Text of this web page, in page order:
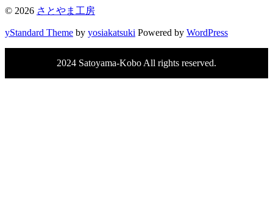
© 2026 さとやま工房
yStandard Theme by yosiakatsuki Powered by WordPress
2024 Satoyama-Kobo All rights reserved.